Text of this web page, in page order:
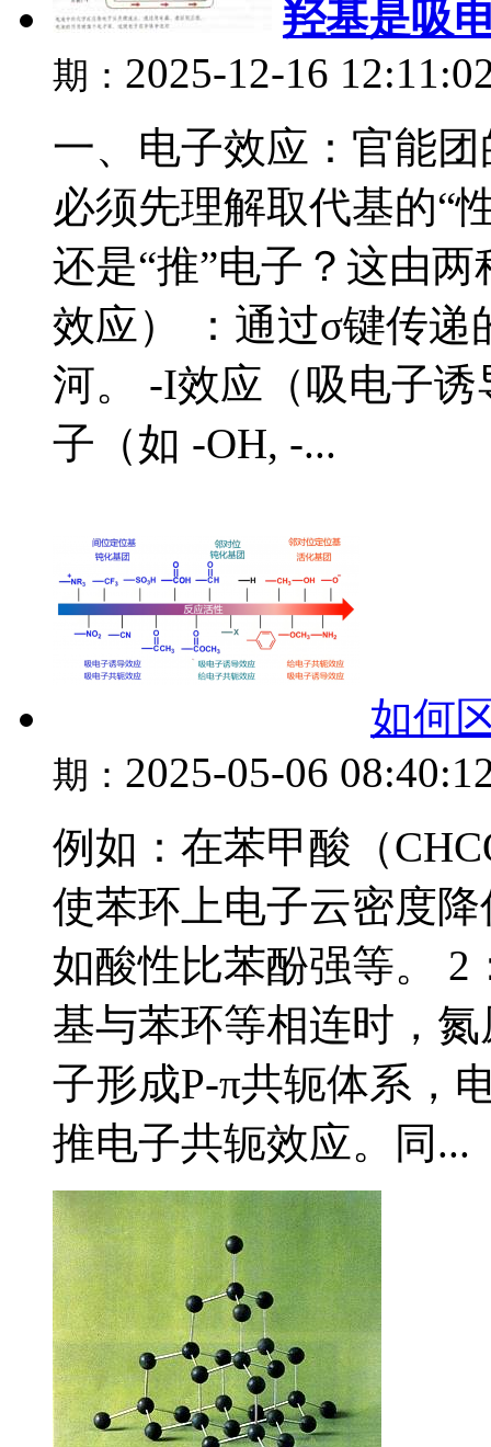
羟基是吸
期： 2025-12-16
一、电子效应：官能
必须先理解取代基的“
还是“推”电子？这由
效应） ：通过σ键传
河。 -I效应（吸电子
子（如 -OH, -...
如何
期： 2025-05-06
例如：在苯甲酸（
使苯环上电子云密度
如酸性比苯酚强等。 2
基与苯环等相连时，
子形成P-π共轭体系，
推电子共轭效应。同...